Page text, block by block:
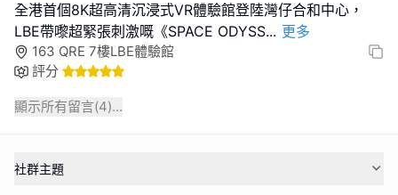
全港首個8K超高清沉浸式VR體驗館登陸灣仔合和中心，
LBE帶嚟超緊張刺激嘅《SPACE ODYSS... 更多
163 QRE 7樓LBE體驗館
評分
顯示所有留言(4)...
社群主題